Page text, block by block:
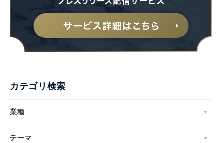
カテゴリ検索
業種
テーマ